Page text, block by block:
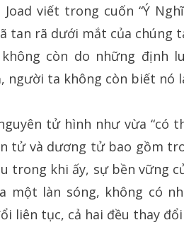
Joad viết trong cuốn “Ý
tan rã dưới mắt của chúng
còn do những định
người ta không còn biết nó
tử hình như vừa “có
tử và dương tử bao gồm
trong khi ấy, sự bền vững
một làn sóng, không có
liên tục, cả hai đều thay